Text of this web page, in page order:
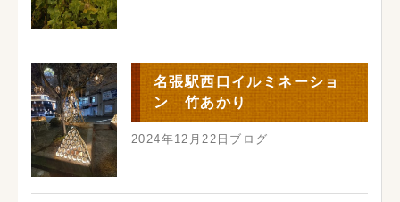
名張駅西口イルミネーショ
ン 竹あかり
2024年12月22日 ブログ